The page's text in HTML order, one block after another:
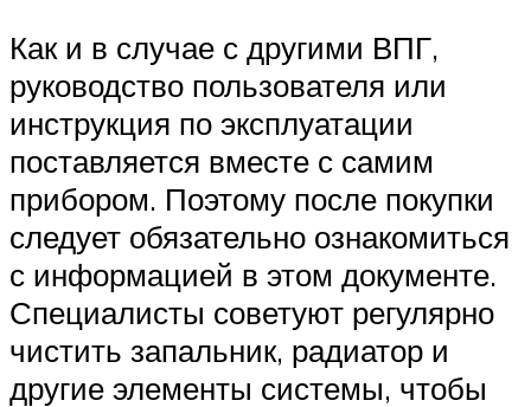
Как и в случае с другими ВПГ,
руководство пользователя или
инструкция по эксплуатации
поставляется вместе с самим
прибором. Поэтому после покупки
следует обязательно ознакомиться
с информацией в этом документе.
Специалисты советуют регулярно
чистить запальник, радиатор и
другие элементы системы, чтобы